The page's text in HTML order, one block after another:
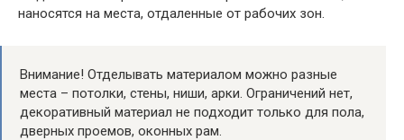
наносятся на места, отдаленные от рабочих зон.
Внимание! Отделывать материалом можно разные
места – потолки, стены, ниши, арки. Ограничений нет,
декоративный материал не подходит только для пола,
дверных проемов, оконных рам.